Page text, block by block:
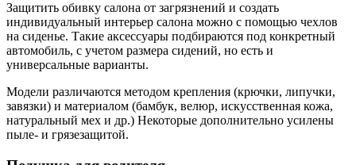
Защитить обивку салона от загрязнений и создать
индивидуальный интерьер салона можно с помощью чехлов
на сиденье. Такие аксессуары подбираются под конкретный
автомобиль, с учетом размера сидений, но есть и
универсальные варианты.
Модели различаются методом крепления (крючки, липучки,
завязки) и материалом (бамбук, велюр, искусственная кожа,
натуральный мех и др.) Некоторые дополнительно усилены
пыле- и грязезащитой.